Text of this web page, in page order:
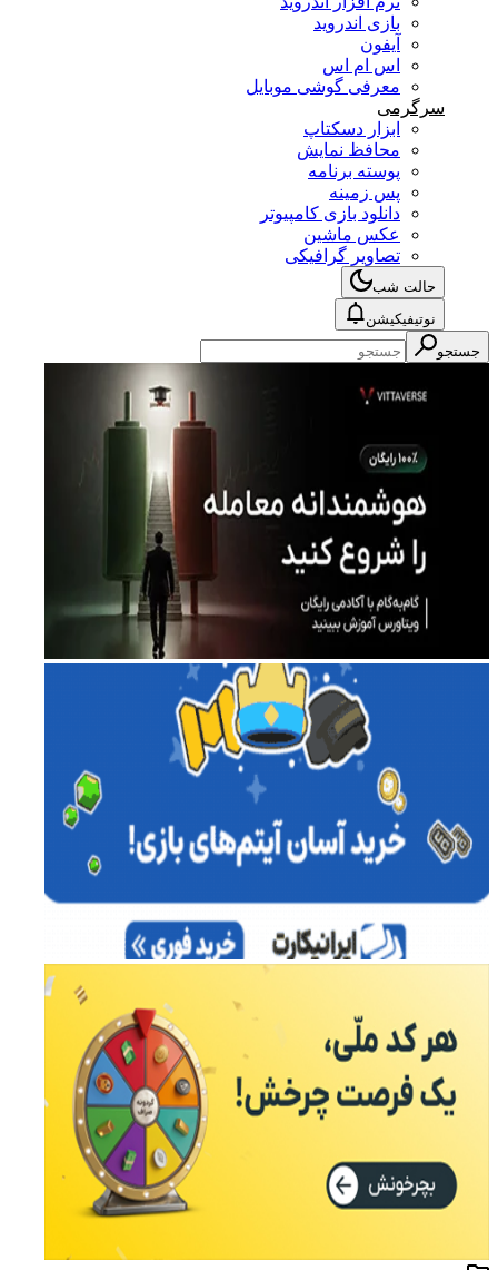
بازی اندروید
آیفون
اس ام اس
معرفی گوشی موبایل
سرگرمی
ابزار دسکتاپ
محافظ نمایش
پوسته برنامه
پس زمینه
دانلود بازی کامپیوتر
عکس ماشین
تصاویر گرافیکی
حالت شب
نوتیفیکیشن
جستجو